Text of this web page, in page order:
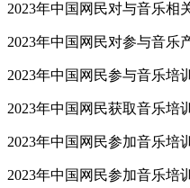
2023年中国网民对与音乐相
2023年中国网民对参与音乐
2023年中国网民参与音乐培
2023年中国网民获取音乐培
2023年中国网民参加音乐培
2023年中国网民参加音乐培